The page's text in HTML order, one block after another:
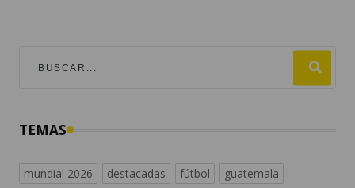
TEMAS
mundial 2026 destacadas fútbol
guatemala